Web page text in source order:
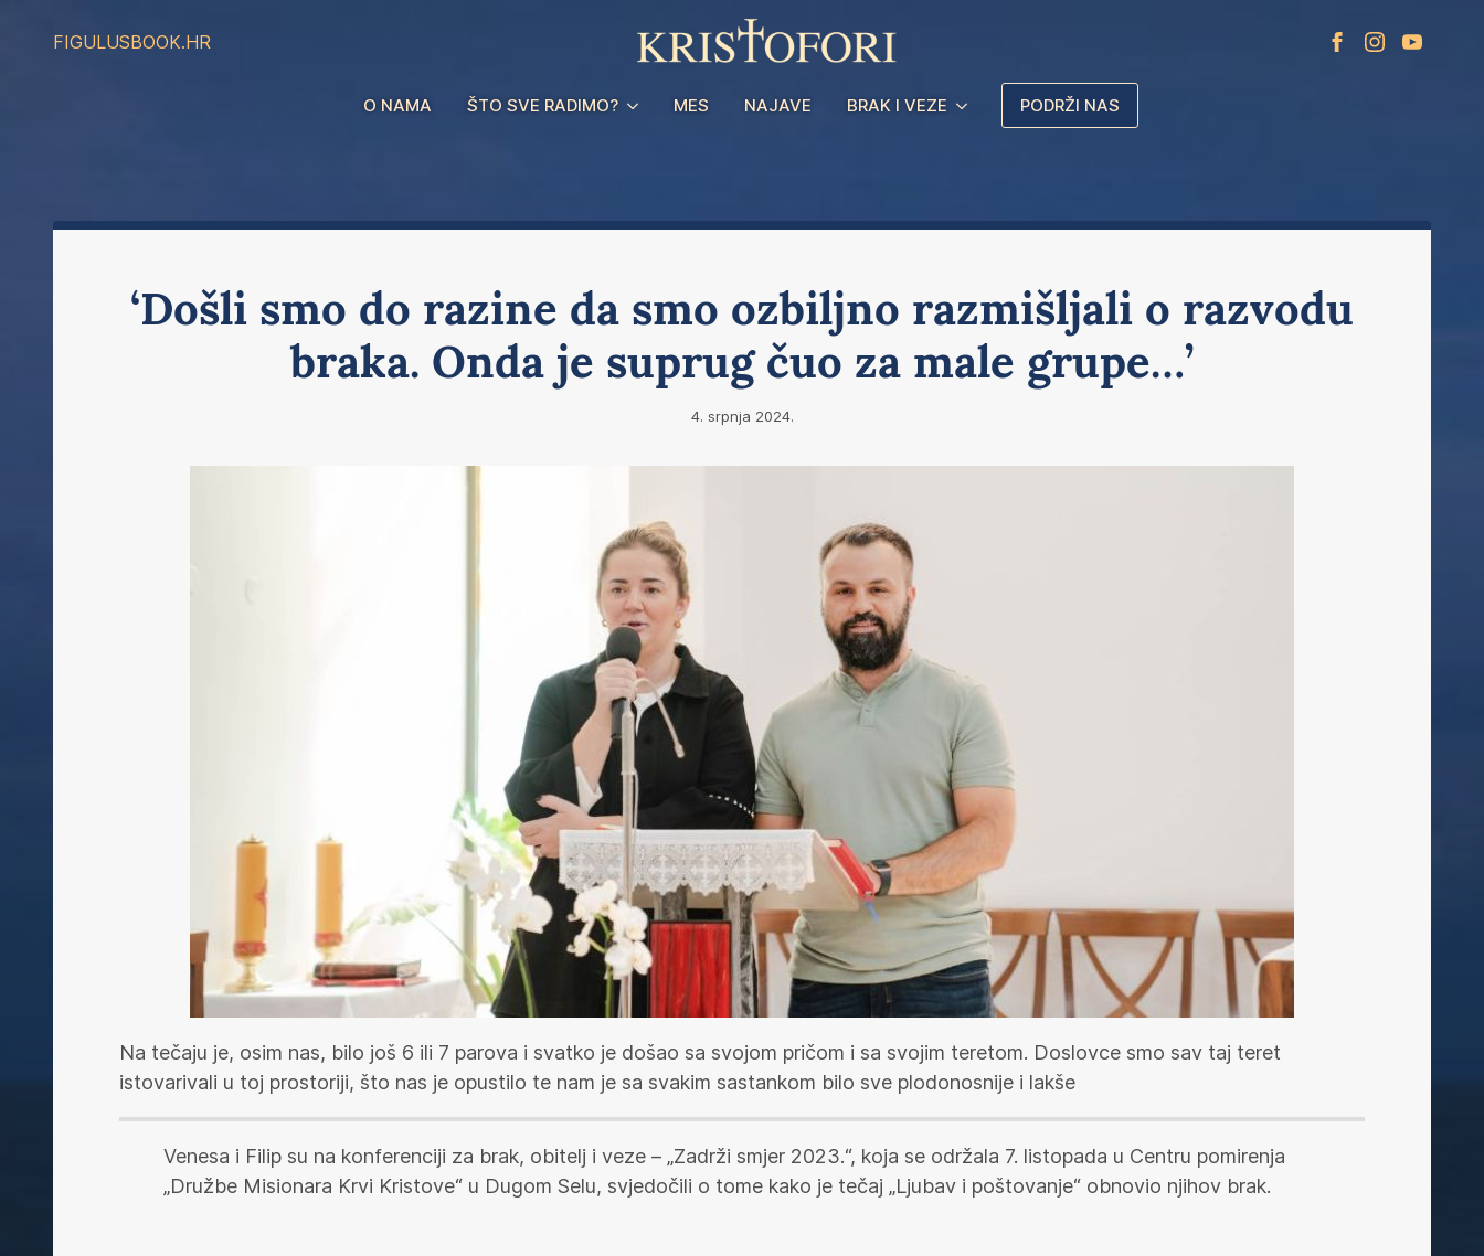
FIGULUSBOOK.HR
O NAMA ŠTO SVE RADIMO? MES NAJAVE BRAK I VEZE PODRŽI NAS
‘Došli smo do razine da smo ozbiljno razmišljali o razvodu
braka. Onda je suprug čuo za male grupe…’
4. srpnja 2024.
Na tečaju je, osim nas, bilo još 6 ili 7 parova i svatko je došao sa svojom pričom i sa svojim teretom. Doslovce smo sav taj teret
istovarivali u toj prostoriji, što nas je opustilo te nam je sa svakim sastankom bilo sve plodonosnije i lakše
Venesa i Filip su na konferenciji za brak, obitelj i veze – „Zadrži smjer 2023.“, koja se održala 7. listopada u Centru pomirenja
„Družbe Misionara Krvi Kristove“ u Dugom Selu, svjedočili o tome kako je tečaj „Ljubav i poštovanje“ obnovio njihov brak.